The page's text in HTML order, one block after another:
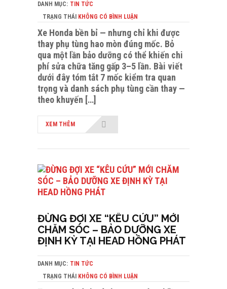
DANH MỤC: TIN TỨC
TRẠNG THÁI KHÔNG CÓ BÌNH LUẬN
Xe Honda bền bỉ — nhưng chỉ khi được
thay phụ tùng hao mòn đúng mốc. Bỏ
qua một lần bảo dưỡng có thể khiến chi
phí sửa chữa tăng gấp 3–5 lần. Bài viết
dưới đây tóm tắt 7 mốc kiểm tra quan
trọng và danh sách phụ tùng cần thay —
theo khuyến […]
XEM THÊM
ĐỪNG ĐỢI XE “KÊU CỨU” MỚI
CHĂM SÓC – BẢO DƯỠNG XE
ĐỊNH KỲ TẠI HEAD HỒNG PHÁT
DANH MỤC: TIN TỨC
TRẠNG THÁI KHÔNG CÓ BÌNH LUẬN